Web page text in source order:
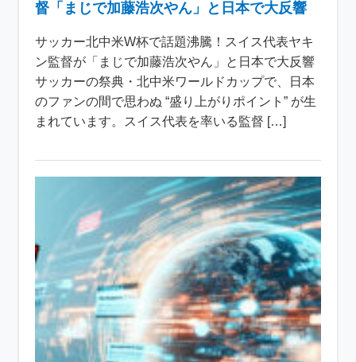
督「まじで加藤浩次やん」と日本で大反響
サッカー北中米W杯で話題沸騰！スイス代表ヤキ
ン監督が「まじで加藤浩次やん」と日本で大反響
サッカーの祭典・北中米ワールドカップで、日本
のファンの間で思わぬ “盛り上がりポイント” が生
まれています。スイス代表を率いる監督 […]